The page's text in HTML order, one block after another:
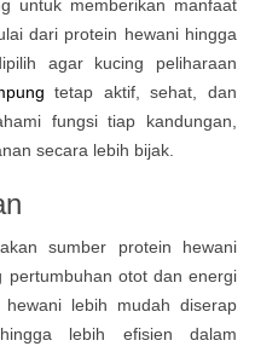
untuk memberikan manfaat
dari protein hewani hingga
agar kucing peliharaan
tetap aktif, sehat, dan
fungsi tiap kandungan,
secara lebih bijak.
sumber protein hewani
pertumbuhan otot dan energi
lebih mudah diserap
lebih efisien dalam